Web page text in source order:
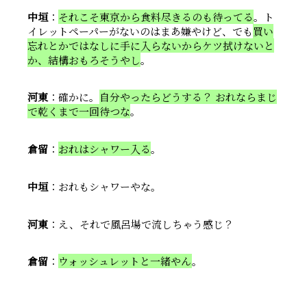
中垣： それこそ東京から食料尽きるのも待ってる。ト
イレットペーパーがないのはまあ嫌やけど、でも 買い
忘れとかではなしに手に入らないからケツ拭けないと
か、結構おもろそうやし。
河東：確かに。 自分やったらどうする？ おれならまじ
で乾くまで一回待つな。
倉留 ： おれはシャワー入る。
中垣：おれもシャワーやな。
河東 ：え、それで風呂場で流しちゃう感じ？
倉留 ： ウォッシュレットと一緒やん。